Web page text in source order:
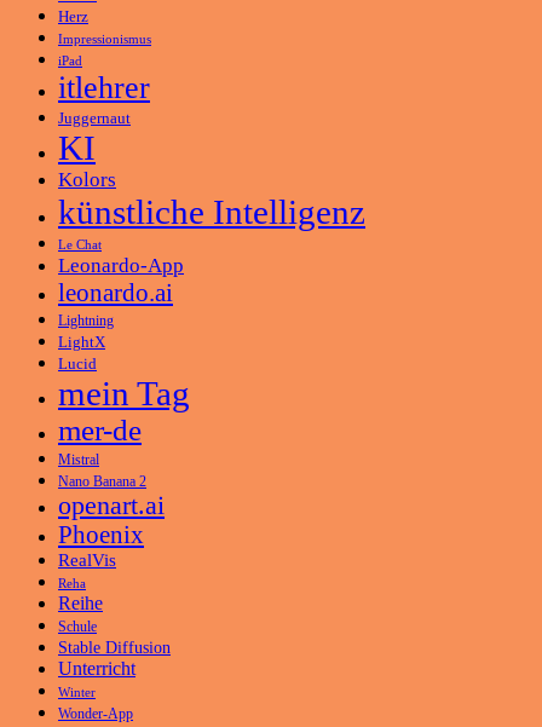
Herz
Impressionismus
iPad
itlehrer
Juggernaut
KI
Kolors
künstliche Intelligenz
Le Chat
Leonardo-App
leonardo.ai
Lightning
LightX
Lucid
mein Tag
mer-de
Mistral
Nano Banana 2
openart.ai
Phoenix
RealVis
Reha
Reihe
Schule
Stable Diffusion
Unterricht
Winter
Wonder-App